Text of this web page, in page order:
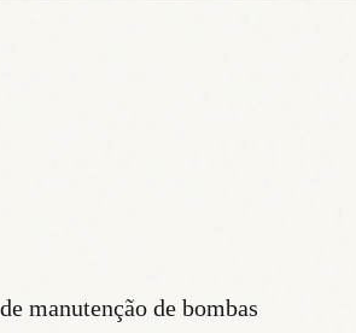
manutenção de bombas